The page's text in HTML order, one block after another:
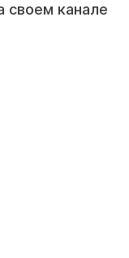
своем канале
видео,